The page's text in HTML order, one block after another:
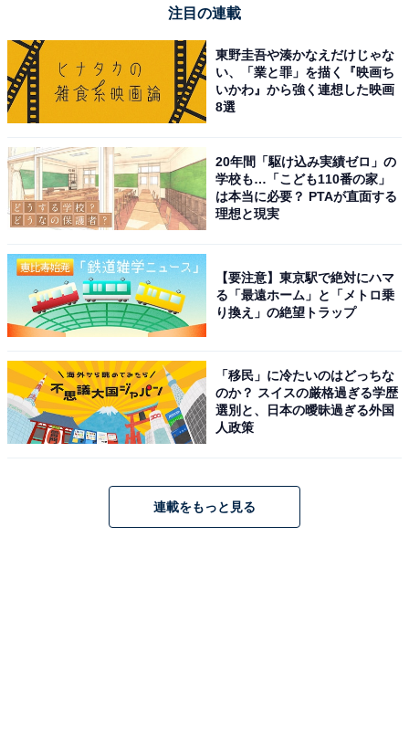
注目の連載
東野圭吾や湊かなえだけじゃな
い、「業と罪」を描く『映画ち
いかわ』から強く連想した映画
8選
20年間「駆け込み実績ゼロ」の
学校も…「こども110番の家」
は本当に必要？ PTAが直面する
理想と現実
【要注意】東京駅で絶対にハマ
る「最遠ホーム」と「メトロ乗
り換え」の絶望トラップ
「移民」に冷たいのはどっちな
のか？ スイスの厳格過ぎる学歴
選別と、日本の曖昧過ぎる外国
人政策
連載をもっと見る